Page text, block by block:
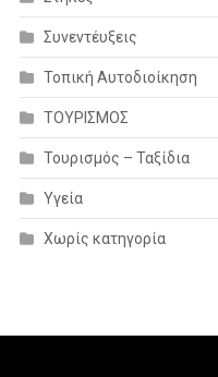
Συνεντέυξεις
Τοπική Αυτοδιοίκηση
ΤΟΥΡΙΣΜΟΣ
Τουρισμός – Ταξίδια
Υγεία
Χωρίς κατηγορία